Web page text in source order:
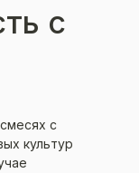
с
с
культур